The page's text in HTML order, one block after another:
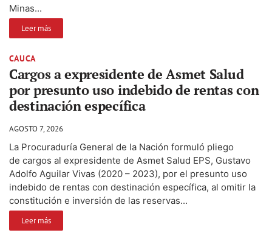
Minas...
Leer más
CAUCA
Cargos a expresidente de Asmet Salud
por presunto uso indebido de rentas con
destinación específica
AGOSTO 7, 2026
La Procuraduría General de la Nación formuló pliego
de cargos al expresidente de Asmet Salud EPS, Gustavo
Adolfo Aguilar Vivas (2020 – 2023), por el presunto uso
indebido de rentas con destinación específica, al omitir la
constitución e inversión de las reservas...
Leer más